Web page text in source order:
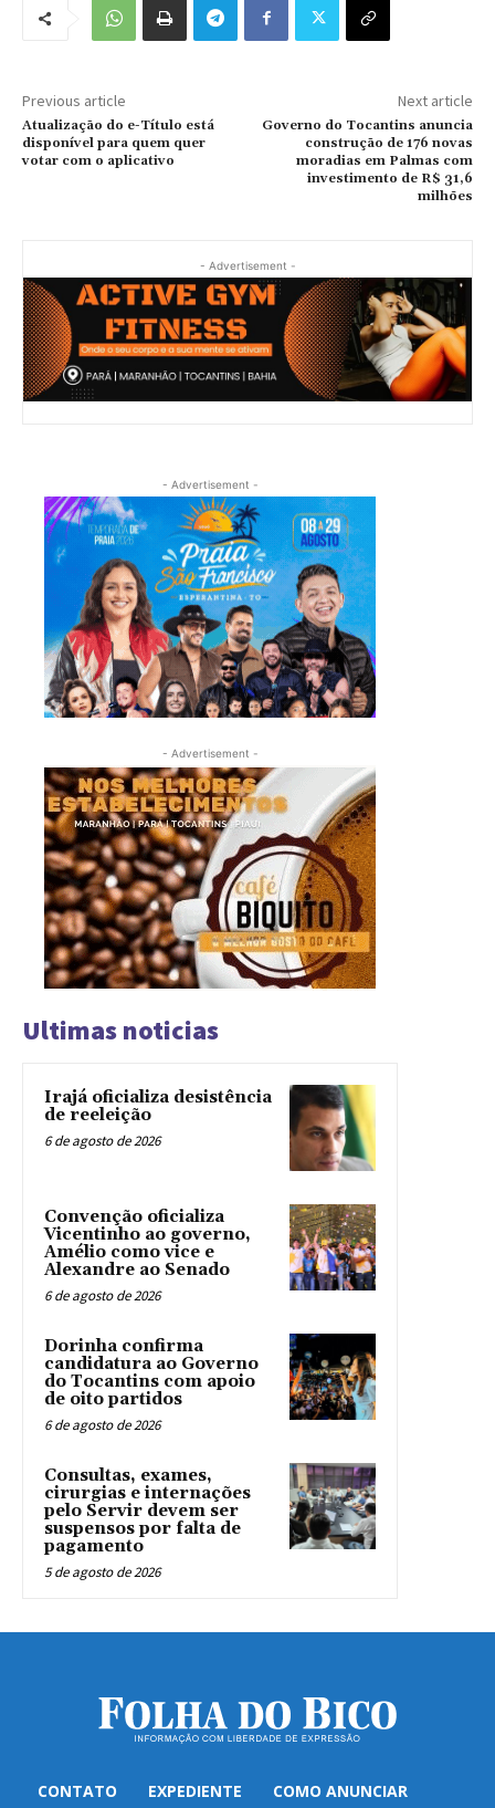
Previous article
Atualização do e-Título está
disponível para quem quer
votar com o aplicativo
Next article
Governo do Tocantins anuncia
construção de 176 novas
moradias em Palmas com
investimento de R$ 31,6
milhões
- Advertisement -
- Advertisement -
- Advertisement -
Ultimas noticias
Irajá oficializa desistência
de reeleição
6 de agosto de 2026
Convenção oficializa
Vicentinho ao governo,
Amélio como vice e
Alexandre ao Senado
6 de agosto de 2026
Dorinha confirma
candidatura ao Governo
do Tocantins com apoio
de oito partidos
6 de agosto de 2026
Consultas, exames,
cirurgias e internações
pelo Servir devem ser
suspensos por falta de
pagamento
5 de agosto de 2026
CONTATO EXPEDIENTE COMO ANUNCIAR